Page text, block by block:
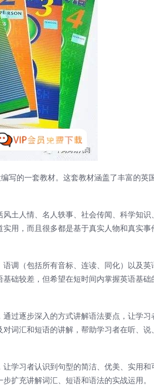
写的一套教材。这套教材涵盖了丰富的英
土人情、名人轶事、社会传闻、科学知识
用，而且很多都是基于真实人物和真实事
调（包括所有音标、连读、同化）以及英
础较差，但希望在短时间内掌握英语基础
过逐步深入的方式讲解语法要点，让学习
词汇和短语的讲解，帮助学习者在听、说
学习者认识到句型的简洁、优美、实用和
扩充讲解词汇、短语和语法的实战运用。